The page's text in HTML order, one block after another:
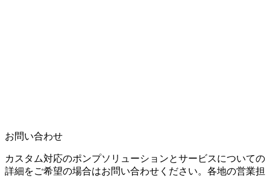
お問い合わせ
カスタム対応のポンプソリューションとサービスについての
詳細をご希望の場合はお問い合わせください。各地の営業担